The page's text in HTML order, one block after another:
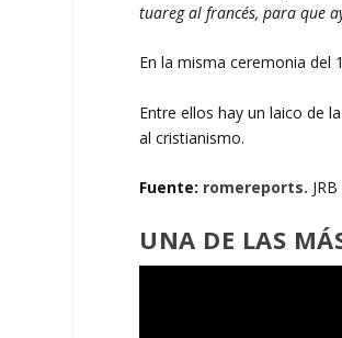
tuareg al francés, para que
En la misma ceremonia del
Entre ellos hay un laico de
al cristianismo.
Fuente: romereports. JRB
UNA DE LAS